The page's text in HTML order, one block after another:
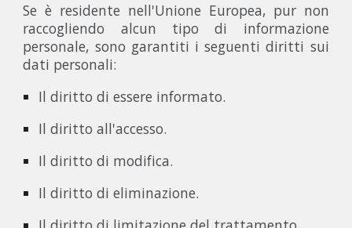
Se è residente nell'Unione Europea, pur non
raccogliendo alcun tipo di informazione
personale, sono garantiti i seguenti diritti sui
dati personali:
Il diritto di essere informato.
Il diritto all'accesso.
Il diritto di modifica.
Il diritto di eliminazione.